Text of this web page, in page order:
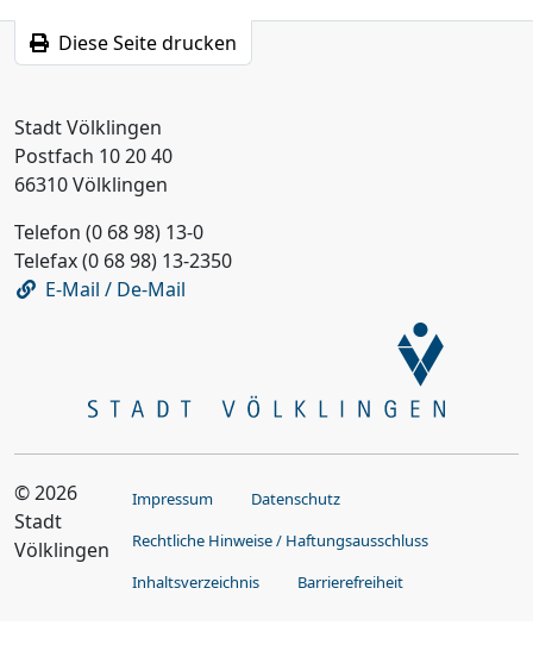
Diese Seite drucken
Stadt Völklingen
Postfach 10 20 40
66310 Völklingen
Telefon (0 68 98) 13-0
Telefax (0 68 98) 13-2350
E-Mail / De-Mail
© 2026
Stadt
Völklingen
Impressum
Datenschutz
Rechtliche Hinweise / Haftungsausschluss
Inhaltsverzeichnis
Barrierefreiheit